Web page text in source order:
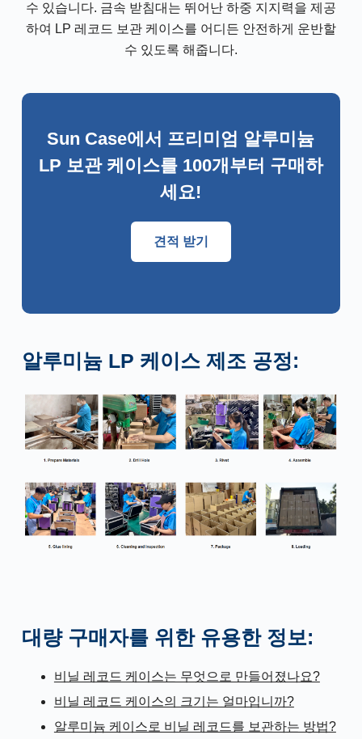
수 있습니다. 금속 받침대는 뛰어난 하중 지지력을 제공
하여 LP 레코드 보관 케이스를 어디든 안전하게 운반할
수 있도록 해줍니다.
Sun Case에서 프리미엄 알루미늄
LP 보관 케이스를 100개부터 구매하
세요!
견적 받기
알루미늄 LP 케이스 제조 공정:
대량 구매자를 위한 유용한 정보:
비닐 레코드 케이스는 무엇으로 만들어졌나요?
비닐 레코드 케이스의 크기는 얼마입니까?
알루미늄 케이스로 비닐 레코드를 보관하는 방법?